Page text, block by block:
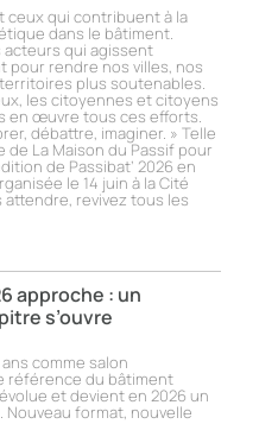
ceux qui contribuent à la
dans le bâtiment.
acteurs qui agissent
pour rendre nos villes, nos
plus soutenables.
les citoyennes et citoyens
en œuvre tous ces efforts.
débattre, imaginer. » Telle
de La Maison du Passif pour
de Passibat’ 2026 en
le 14 juin à la Cité
attendre, revivez tous les
approche : un
s’ouvre
comme salon
référence du bâtiment
et devient en 2026 un
Nouveau format, nouvelle